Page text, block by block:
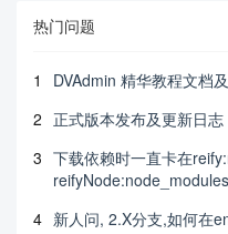
热门问题
1
DVAdmin 精华教程文档
2 正式版本发布及更新日志
3 下载依赖时一直卡在
4 新人问, 2.X分支,如何在